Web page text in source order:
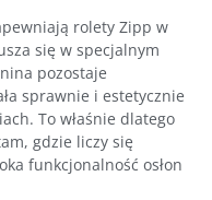
rolety Zipp w
się w specjalnym
pozostaje
sprawnie i estetycznie
To właśnie dlatego
gdzie liczy się
funkcjonalność osłon